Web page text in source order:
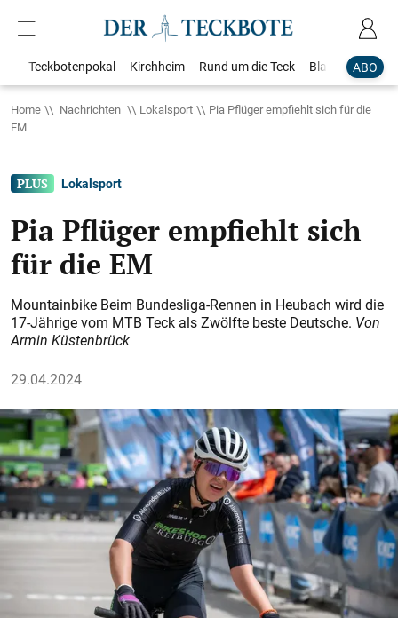
ABO
Teckbotenpokal Kirchheim Rund um die Teck Blaulicht
Home Nachrichten Lokalsport
Pia Pflüger empfiehlt sich für die
EM
Lokalsport
Pia Pflüger empfiehlt sich
für die EM
Mountainbike Beim Bundesliga-Rennen in Heubach wird die
17-Jährige vom MTB Teck als Zwölfte beste Deutsche. Von
Armin Küstenbrück
29.04.2024